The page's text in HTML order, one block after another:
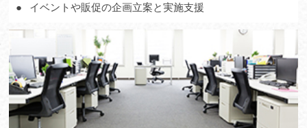
イベントや販促の企画立案と実施支援